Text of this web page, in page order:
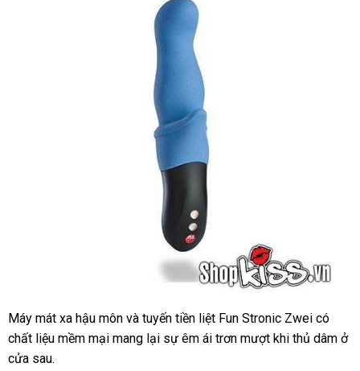
Máy
mát
xa
Máy mát xa hậu môn siêu
thị
và tuyến tiền liệt Fun Stronic Zwei có
chất liệu mềm mại mang lại sự êm ái trơn mượt khi thủ dâm ở
cửa sau.